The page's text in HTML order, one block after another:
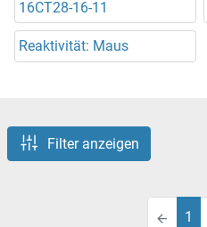
16CT28-16-11
Reaktivität: Maus
Filter anzeigen
1